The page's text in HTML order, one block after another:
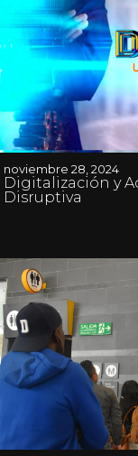
noviembre 28, 2024
Digitalización y
Disruptiva